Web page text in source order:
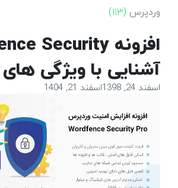
وردپرس (۱۱۳)
آشنایی با ویژگی
اسفند 24, 1398 اسفند 21, 1404